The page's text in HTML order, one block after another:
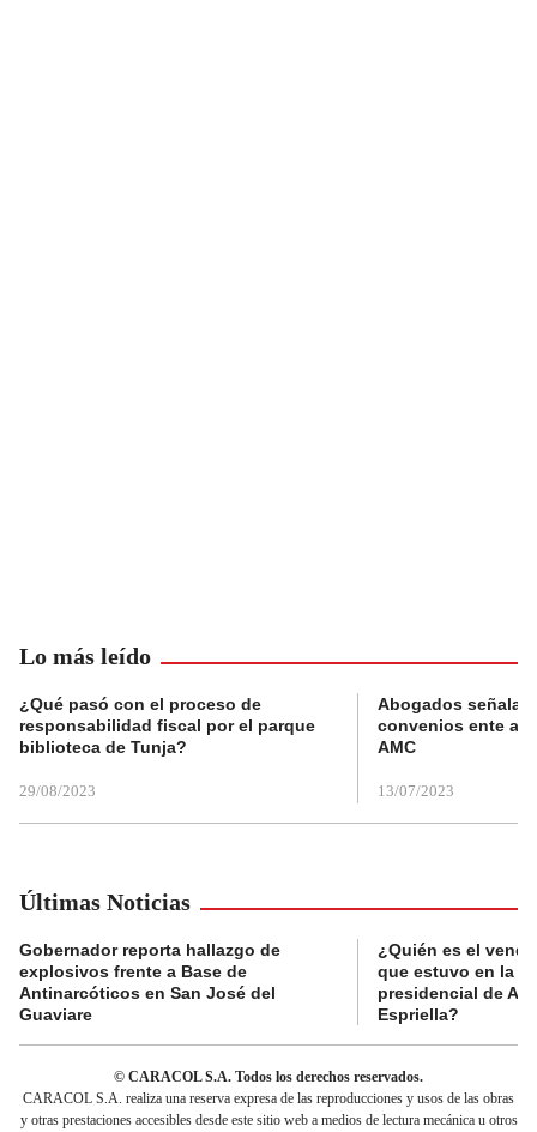
Lo más leído
¿Qué pasó con el proceso de
responsabilidad fiscal por el parque
biblioteca de Tunja?
29/08/2023
Abogados
convenios ente
AMC
13/07/2023
Últimas Noticias
Gobernador reporta hallazgo de
explosivos frente a Base de
Antinarcóticos en San José del
Guaviare
¿Quién es el
que estuvo en la
presidencial de
Espriella?
© CARACOL S.A. Todos los derechos reservados.
CARACOL S.A. realiza una reserva expresa de las reproducciones y usos de las obras
y otras prestaciones accesibles desde este sitio web a medios de lectura mecánica u otros